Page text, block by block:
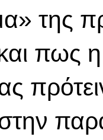
της
πως
στην